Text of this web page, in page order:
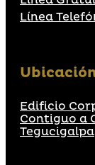
Línea
Edificio
Contiguo a
Tegucigalpa